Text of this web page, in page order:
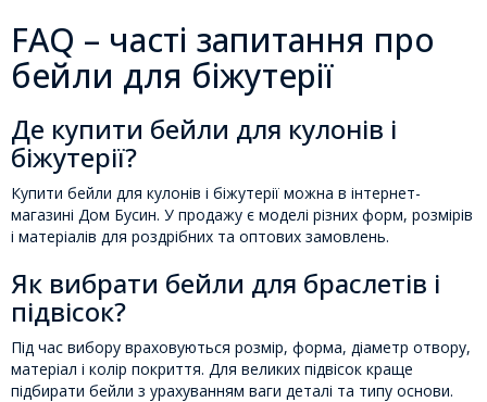
FAQ – часті запитання про
бейли для біжутерії
Де купити бейли для кулонів і
біжутерії?
Купити бейли для кулонів і біжутерії можна в інтернет-
магазині Дом Бусин. У продажу є моделі різних форм, розмірів
і матеріалів для роздрібних та оптових замовлень.
Як вибрати бейли для браслетів і
підвісок?
Під час вибору враховуються розмір, форма, діаметр отвору,
матеріал і колір покриття. Для великих підвісок краще
підбирати бейли з урахуванням ваги деталі та типу основи.